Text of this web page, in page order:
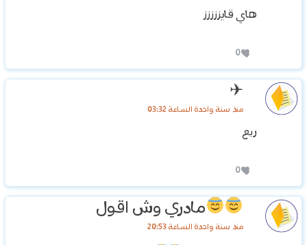
هاي قايززززز
0
✈
منذ سنة واحدة الساعة 03:32
ربع
0
مادري وش اقول
منذ سنة واحدة الساعة 20:53